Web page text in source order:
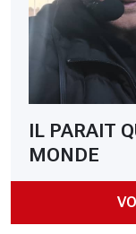
IL PARAIT
MONDE